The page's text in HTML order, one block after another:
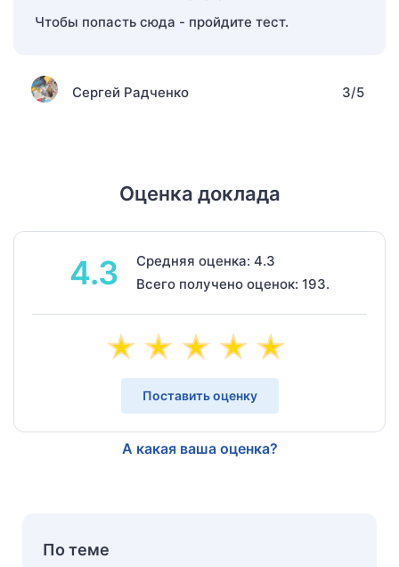
Чтобы попасть сюда - пройдите тест.
Сергей Радченко 3/5
Оценка доклада
4.3
Средняя оценка: 4.3
Всего получено оценок: 193.
Поставить оценку
А какая ваша оценка?
По теме